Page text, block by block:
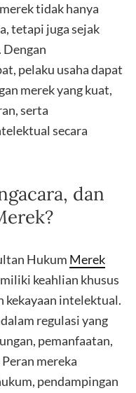
tidak hanya
tetapi juga sejak
Dengan
pelaku usaha dapat
merek yang kuat,
serta
secara
dan
Hukum Merek
keahlian khusus
kekayaan intelektual.
regulasi yang
pemanfaatan,
mereka
pendampingan